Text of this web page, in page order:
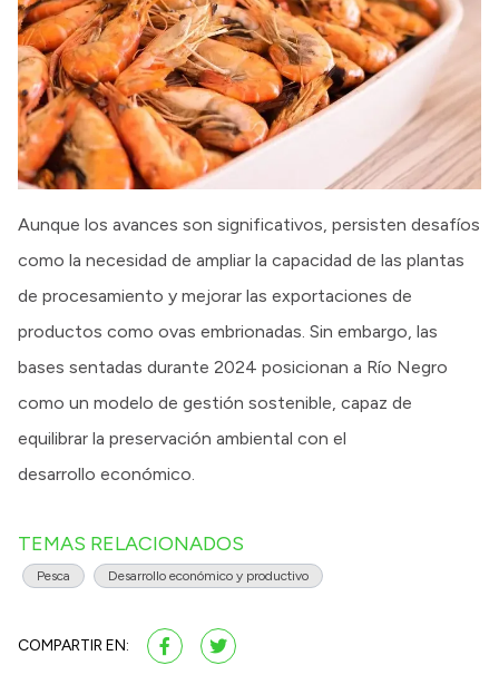
Aunque los avances son significativos, persisten desafíos
como la necesidad de ampliar la capacidad de las plantas
de procesamiento y mejorar las exportaciones de
productos como ovas embrionadas. Sin embargo, las
bases sentadas durante 2024 posicionan a Río Negro
como un modelo de gestión sostenible, capaz de
equilibrar la preservación ambiental con el
desarrollo económico.
TEMAS RELACIONADOS
Pesca Desarrollo económico y productivo
COMPARTIR EN: